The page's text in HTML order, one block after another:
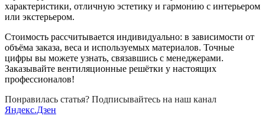
характеристики, отличную эстетику и гармонию с интерьером
или экстерьером.
Стоимость рассчитывается индивидуально: в зависимости от
объёма заказа, веса и используемых материалов. Точные
цифры вы можете узнать, связавшись с менеджерами.
Заказывайте вентиляционные решётки у настоящих
профессионалов!
Понравилась статья? Подписывайтесь на наш канал
Яндекс.Дзен